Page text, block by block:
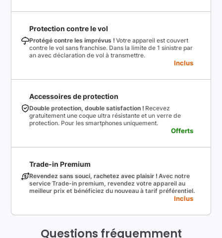
Protection contre le vol
Protégé contre les imprévus ! Votre appareil est couvert
contre le vol sans franchise. Dans la limite de 1 sinistre par
an avec déclaration de vol à transmettre.
Inclus
Accessoires de protection
Double protection, double satisfaction ! Recevez
gratuitement une coque ultra résistante et un verre de
protection. Pour les smartphones uniquement.
Offerts
Trade-in Premium
Revendez sans souci, rachetez avec plaisir ! Avec notre
service Trade-in premium, revendez votre appareil au
meilleur prix et bénéficiez du nouveau à tarif préférentiel.
Inclus
Questions fréquemment